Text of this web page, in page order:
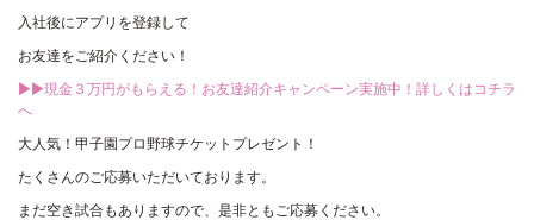
入社後にアプリを登録して
お友達をご紹介ください！
▶▶現金３万円がもらえる！お友達紹介キャンペーン実施中！詳しくはコチラ
へ
大人気！甲子園プロ野球チケットプレゼント！
たくさんのご応募いただいております。
まだ空き試合もありますので、是非ともご応募ください。